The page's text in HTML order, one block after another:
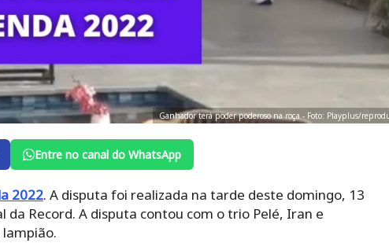
Ganhador terá poder poderoso na roça - Foto: Playplus/
Entre no canal do WhatsApp
2022. A disputa foi realizada na tarde deste domingo, 13
Record. A disputa contou com o trio Pelé, Iran e